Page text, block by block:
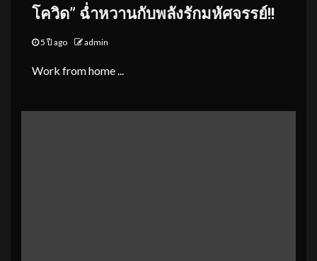
โควิด” ฉ่ำหวานกับพลังรักมหัศจรรย์!!
5 ปี ago admin
Work from home ...